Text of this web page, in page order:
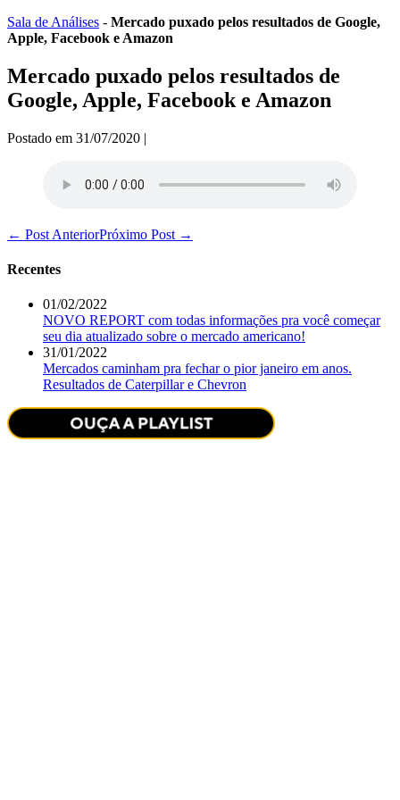
Ir
para
conteúdo
Sala de Análises - Mercado puxado pelos resultados de Google,
Apple, Facebook e Amazon
Mercado puxado pelos resultados de
Google, Apple, Facebook e Amazon
Postado em 31/07/2020 |
Navegação
post
← Post AnteriorPróximo Post →
Recentes
01/02/2022
NOVO REPORT com todas informações pra você começar
seu dia atualizado sobre o mercado americano!
31/01/2022
Mercados caminham pra fechar o pior janeiro em anos.
Resultados de Caterpillar e Chevron